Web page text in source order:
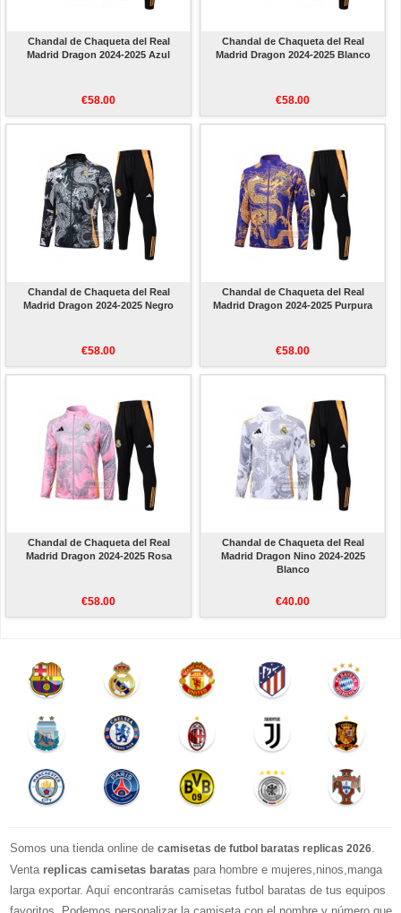
Chandal de Chaqueta del Real
Madrid Dragon 2024-2025 Azul
€58.00
Chandal de Chaqueta del Real
Madrid Dragon 2024-2025 Blanco
€58.00
Chandal de Chaqueta del Real
Madrid Dragon 2024-2025 Negro
€58.00
Chandal de Chaqueta del Real
Madrid Dragon 2024-2025 Purpura
€58.00
Chandal de Chaqueta del Real
Madrid Dragon 2024-2025 Rosa
€58.00
Chandal de Chaqueta del Real
Madrid Dragon Nino 2024-2025
Blanco
€40.00
Somos una tienda online de camisetas de futbol baratas replicas 2026.
Venta replicas camisetas baratas para hombre e mujeres,ninos,manga
larga exportar. Aquí encontrarás camisetas futbol baratas de tus equipos